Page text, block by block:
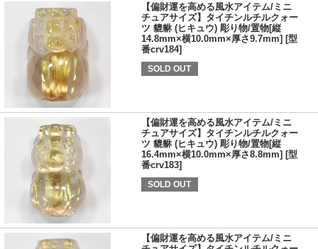
【偏財運を高める風水アイテム/ミニ
チュアサイズ】タイチンルチルクォー
ツ 貔貅 (ヒキュウ) 彫り物/置物[縦
14.8mm×横10.0mm×厚さ9.7mm] [型
番crv184]
SOLD OUT
【偏財運を高める風水アイテム/ミニ
チュアサイズ】タイチンルチルクォー
ツ 貔貅 (ヒキュウ) 彫り物/置物[縦
16.4mm×横10.0mm×厚さ8.8mm] [型
番crv183]
SOLD OUT
【偏財運を高める風水アイテム/ミニ